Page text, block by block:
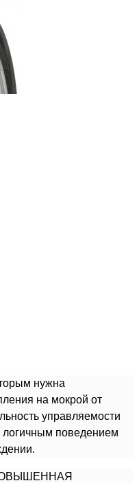
нужна
на мокрой от
управляемости
логичным поведением